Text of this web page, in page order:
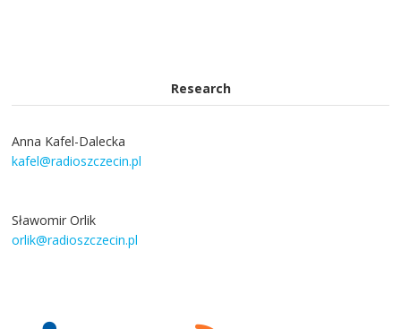
Research
Anna Kafel-Dalecka
kafel@radioszczecin.pl
Sławomir Orlik
orlik@radioszczecin.pl